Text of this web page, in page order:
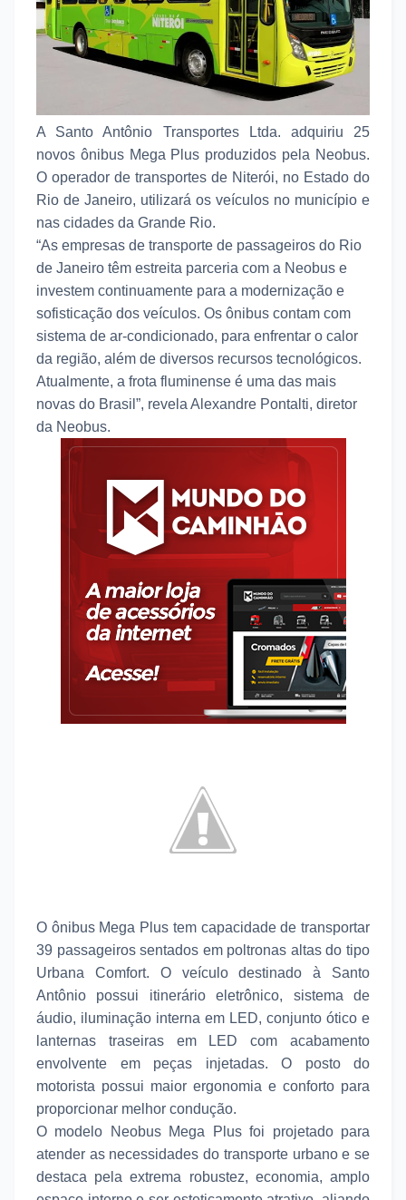
A Santo Antônio Transportes Ltda. adquiriu 25
novos ônibus Mega Plus produzidos pela Neobus.
O operador de transportes de Niterói, no Estado do
Rio de Janeiro, utilizará os veículos no município e
nas cidades da Grande Rio.
“As empresas de transporte de passageiros do Rio
de Janeiro têm estreita parceria com a Neobus e
investem continuamente para a modernização e
sofisticação dos veículos. Os ônibus contam com
sistema de ar-condicionado, para enfrentar o calor
da região, além de diversos recursos tecnológicos.
Atualmente, a frota fluminense é uma das mais
novas do Brasil”, revela Alexandre Pontalti, diretor
da Neobus.
O ônibus Mega Plus tem capacidade de transportar
39 passageiros sentados em poltronas altas do tipo
Urbana Comfort. O veículo destinado à Santo
Antônio possui itinerário eletrônico, sistema de
áudio, iluminação interna em LED, conjunto ótico e
lanternas traseiras em LED com acabamento
envolvente em peças injetadas. O posto do
motorista possui maior ergonomia e conforto para
proporcionar melhor condução.
O modelo Neobus Mega Plus foi projetado para
atender as necessidades do transporte urbano e se
destaca pela extrema robustez, economia, amplo